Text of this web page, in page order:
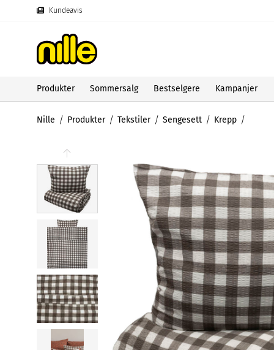
Kundeavis
Produkter Sommersalg Bestselgere Kampanjer
Nille Produkter Tekstiler Sengesett Krepp